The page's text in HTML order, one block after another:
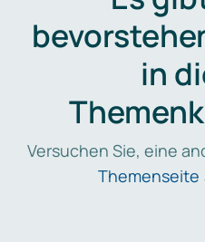
in
Versuchen Sie, eine
Themenseite